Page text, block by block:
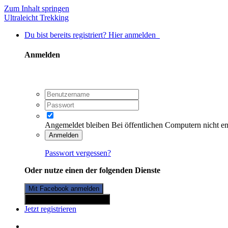
Zum Inhalt springen
Ultraleicht Trekking
Du bist bereits registriert? Hier anmelden
Anmelden
Angemeldet bleiben Bei öffentlichen Computern nicht
Anmelden
Passwort vergessen?
Oder nutze einen der folgenden Dienste
Mit Facebook anmelden
Jetzt registrieren